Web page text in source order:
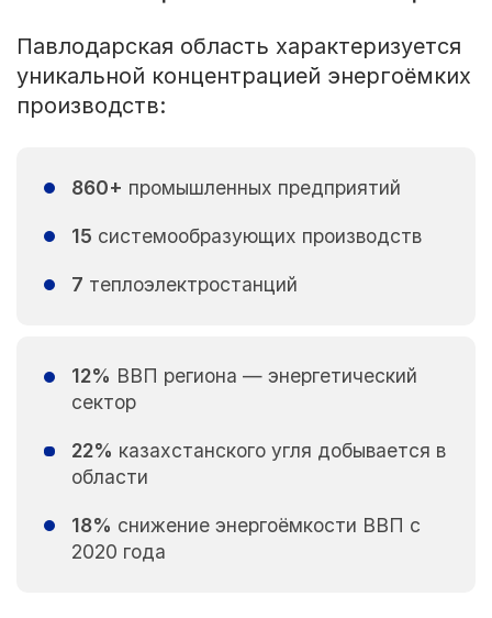
Павлодарская область характеризуется
уникальной концентрацией энергоёмких
производств:
860+ промышленных предприятий
15 системообразующих производств
7 теплоэлектростанций
12% ВВП региона — энергетический
сектор
22% казахстанского угля добывается в
области
18% снижение энергоёмкости ВВП с
2020 года